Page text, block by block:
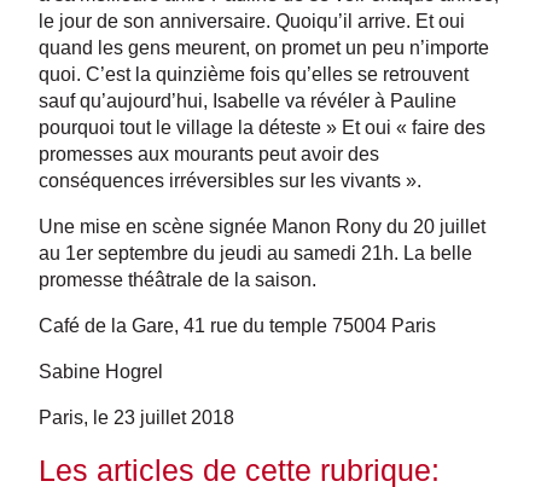
le jour de son anniversaire. Quoiqu’il arrive. Et oui
quand les gens meurent, on promet un peu n’importe
quoi. C’est la quinzième fois qu’elles se retrouvent
sauf qu’aujourd’hui, Isabelle va révéler à Pauline
pourquoi tout le village la déteste » Et oui « faire des
promesses aux mourants peut avoir des
conséquences irréversibles sur les vivants ».
Une mise en scène signée Manon Rony du 20 juillet
au 1er septembre du jeudi au samedi 21h. La belle
promesse théâtrale de la saison.
Café de la Gare, 41 rue du temple 75004 Paris
Sabine Hogrel
Paris, le 23 juillet 2018
Les articles de cette rubrique: